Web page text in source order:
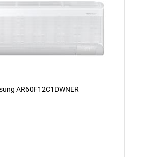
AR60F12C1DWNER